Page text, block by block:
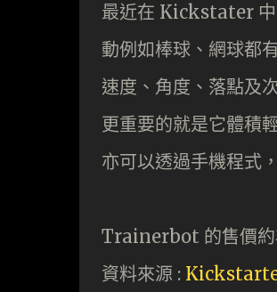
最近在 Kickstater 中
動例如棒球 、網球都
速度、角度、落點及
更重要的就是它體積
亦可以透過手機程式
Trainerbot 的售價約
資料來源 :